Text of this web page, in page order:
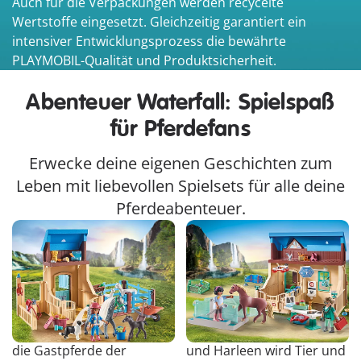
Wertstoffe eingesetzt. Gleichzeitig garantiert ein
intensiver Entwicklungsprozess die bewährte
PLAYMOBIL-Qualität und Produktsicherheit.
Abenteuer Waterfall: Spielspaß
für Pferdefans
Erwecke deine eigenen Geschichten zum
Leben mit liebevollen Spielsets für alle deine
Pferdeabenteuer.
Amelia & Whisper mit
Pferdebox
Amelia ist eine richtige
Tierflüsterin und betreut
die Gastpferde der
Reittherapie &
Tierarztpraxis
In der Reittherapie und
Tierarztpraxis von Phil
und Harleen wird Tier und